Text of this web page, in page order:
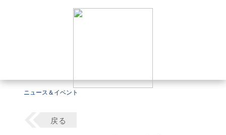
ニュース＆イベント
戻る